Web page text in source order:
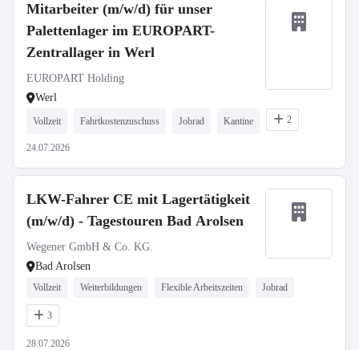
Mitarbeiter (m/w/d) für unser
Palettenlager im EUROPART-
Zentrallager in Werl
EUROPART Holding
Werl
Vollzeit Fahrtkostenzuschuss Jobrad Kantine 2
24.07.2026
LKW-Fahrer CE mit Lagertätigkeit
(m/w/d) - Tagestouren Bad Arolsen
Wegener GmbH & Co. KG.
Bad Arolsen
Vollzeit Weiterbildungen Flexible Arbeitszeiten Jobrad
3
28.07.2026